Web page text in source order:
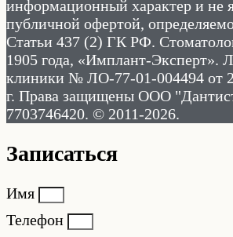
информационный характер и не
публичной офертой,
Статьи 437 (2) ГК РФ.
1905 года, «Имплант-Эксперт».
клиники № ЛО-77-01-004494 от
г. Права защищены ООО
7703746420. © 2011-2026.
Записаться
Имя
Телефон